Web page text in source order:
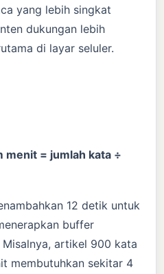
yang lebih singkat
dukungan lebih
di layar seluler.
menit = jumlah kata ÷
12 detik untuk
buffer
artikel 900 kata
membutuhkan sekitar 4